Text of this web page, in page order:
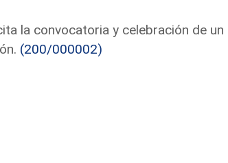
la convocatoria y celebración de
(200/000002)